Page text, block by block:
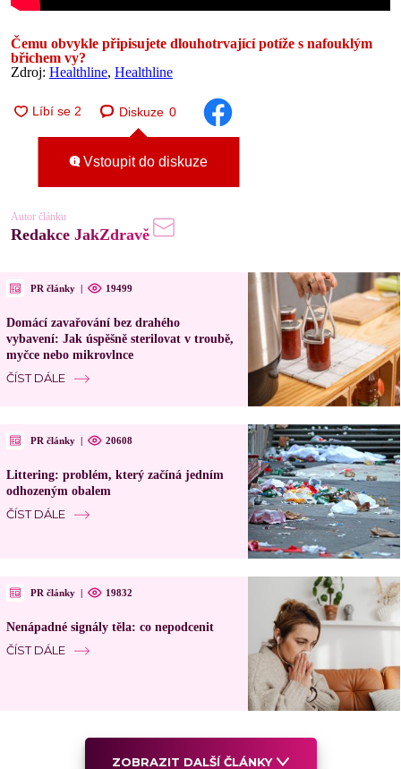
Čemu obvykle připisujete dlouhotrvající potíže s nafouklým
břichem vy?
Zdroj: Healthline, Healthline
Diskuze 0
Vstoupit do diskuze
Autor článku
Redakce JakZdravě
PR články | 19499
Domácí zavařování bez drahého
vybavení: Jak úspěšně sterilovat v troubě,
myčce nebo mikrovlnce
ČÍST DÁLE
PR články | 20608
Littering: problém, který začíná jedním
odhozeným obalem
ČÍST DÁLE
PR články | 19832
Nenápadné signály těla: co nepodcenit
ČÍST DÁLE
ZOBRAZIT DALŠÍ ČLÁNKY